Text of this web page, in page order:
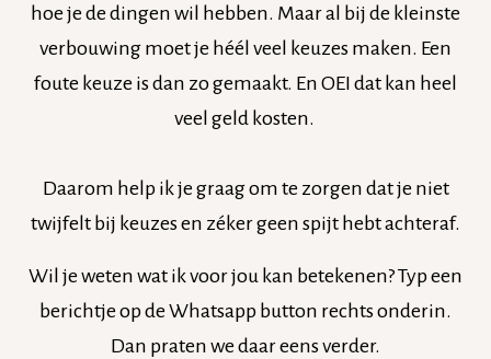
hoe je de dingen wil hebben. Maar al bij de kleinste
verbouwing moet je héél veel keuzes maken. Een
foute keuze is dan zo gemaakt. En OEI dat kan heel
veel geld kosten.
Daarom help ik je graag om te zorgen dat je niet
twijfelt bij keuzes en zéker geen spijt hebt achteraf.
Wil je weten wat ik voor jou kan betekenen? Typ een
berichtje op de Whatsapp button rechts onderin.
Dan praten we daar eens verder.